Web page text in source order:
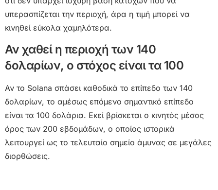
υπερασπίζεται την περιοχή, άρα η τιμή μπορεί να
κινηθεί εύκολα χαμηλότερα.
Αν χαθεί η περιοχή των 140
δολαρίων, ο στόχος είναι τα 100
Αν το Solana σπάσει καθοδικά το επίπεδο των 140
δολαρίων, το αμέσως επόμενο σημαντικό επίπεδο
είναι τα 100 δολάρια. Εκεί βρίσκεται ο κινητός μέσος
όρος των 200 εβδομάδων, ο οποίος ιστορικά
λειτουργεί ως το τελευταίο σημείο άμυνας σε μεγάλες
διορθώσεις.